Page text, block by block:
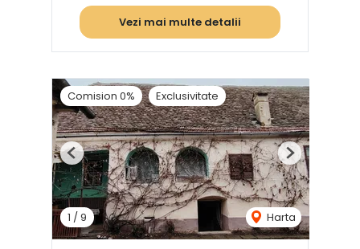
Vezi mai multe detalii
Comision 0% Exclusivitate
1 /9 Harta
Previous Next